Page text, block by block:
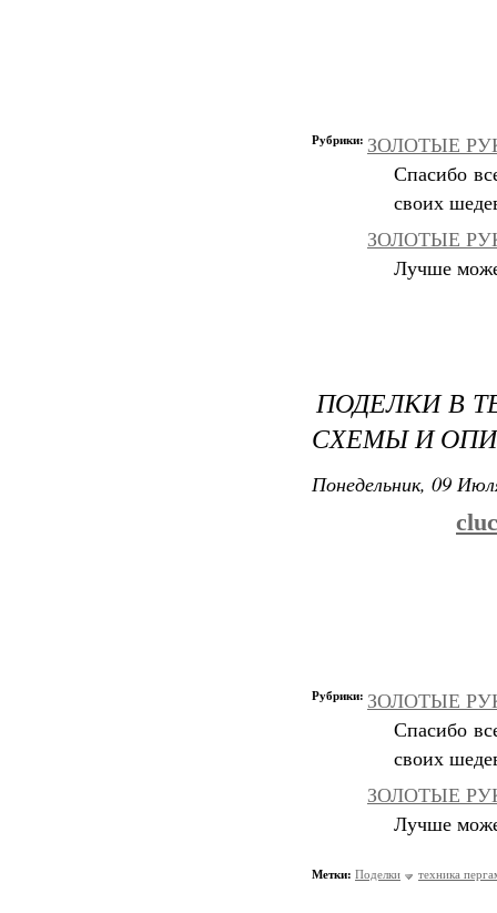
Рубрики: ЗОЛОТЫЕ
Спасибо
своих
ЗОЛОТЫЕ
Лучше
ПОДЕЛКИ В
СХЕМЫ И
Понедельник, 09
Рубрики: ЗОЛОТЫЕ
Спасибо
своих
ЗОЛОТЫЕ
Лучше
Метки: Поделки техника